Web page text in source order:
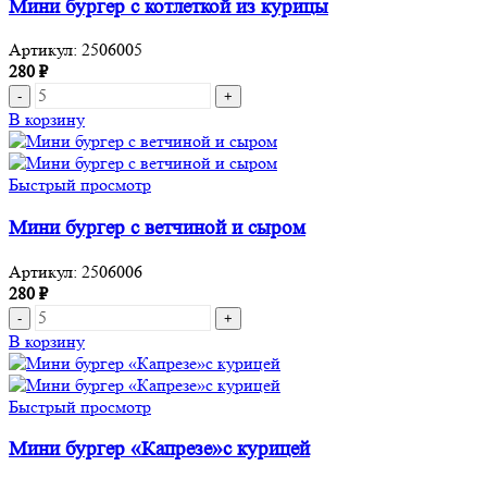
Мини бургер с котлеткой из курицы
Артикул: 2506005
280 ₽
Количество
товара
Мини
бургер
с
из
курицы
В корзину
Быстрый просмотр
Мини бургер с ветчиной и сыром
Артикул: 2506006
280 ₽
Количество
товара
Мини
бургер
с
ветчиной
и
сыром
В корзину
Быстрый просмотр
Мини бургер «Капрезе»с курицей